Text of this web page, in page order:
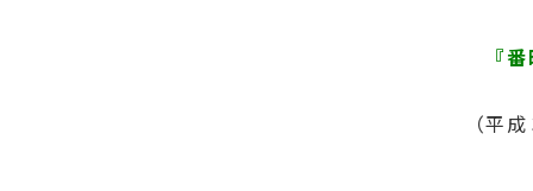
『
（平